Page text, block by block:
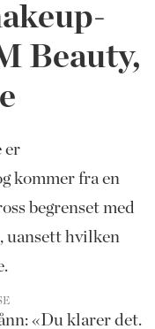
Beauty,
er
kommer fra en
begrenset med
uansett hvilken
«Du klarer det.